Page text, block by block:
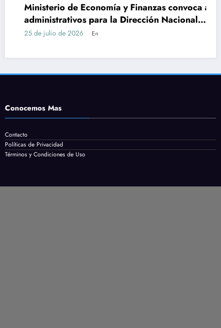
Ministerio de Economía y Finanzas convoca a
administrativos para la Dirección Nacional
de Catastro con Bachillerato
25 de julio de 2026 En
Conocemos Mas
Contacto
Políticas de Privacidad
Términos y Condiciones de Uso